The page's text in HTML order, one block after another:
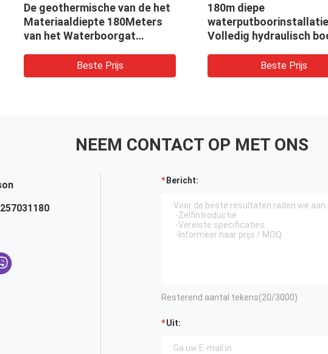
De geothermische van de het
Materiaaldiepte 180Meters
van het Waterboorgat
Waterput Hydraulische
Beste Prijs
180m diepe
waterputboorinstallatie
Volledig hydraulisch
waterboorinstallatie
Beste Prijs
NEEM CONTACT OP MET ONS
Bericht:
Resterend aantal tekens(20/3000)
Uit: